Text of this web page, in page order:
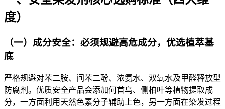
度）
（一）成分安全：必须规避高危成分，优选植萃基
底
严格规避对苯二胺、间苯二酚、浓氨水、双氧水及甲醛释放型
防腐剂。优质安全产品会添加何首乌、侧柏叶等植物提取成
分，一方面利用天然色素分子辅助上色，另一方面在染发过程